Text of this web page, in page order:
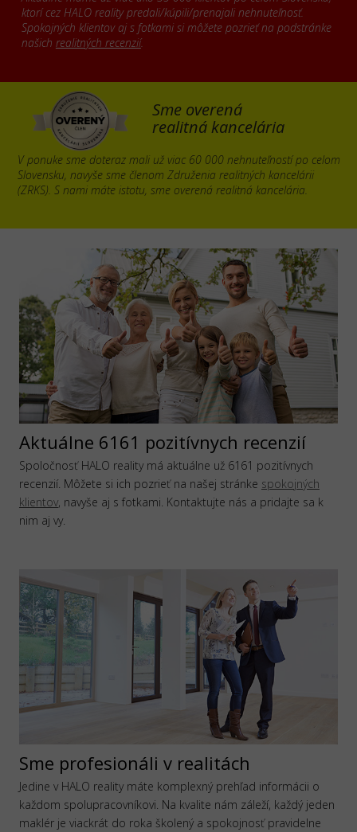
ktorí cez HALO reality predali/kúpili/prenajali nehnuteľnosť.
Spokojných klientov aj s fotkami si môžete pozrieť na podstránke
našich realitných recenzií.
Sme overená
realitná kancelária
V ponuke sme doteraz mali už viac 60 000 nehnuteľností po celom
Slovensku, navyše sme členom Združenia realitných kancelárii
(ZRKS). S nami máte istotu, sme overená realitná kancelária.
Aktuálne 6161 pozitívnych recenzií
Spoločnosť HALO reality má aktuálne už 6161 pozitívnych
recenzií. Môžete si ich pozrieť na našej stránke spokojných
klientov, navyše aj s fotkami. Kontaktujte nás a pridajte sa k
nim aj vy.
Sme profesionáli v realitách
Jedine v HALO reality máte komplexný prehľad informácii o
každom spolupracovníkovi. Na kvalite nám záleží, každý jeden
maklér je viackrát do roka školený a spokojnosť pravidelne